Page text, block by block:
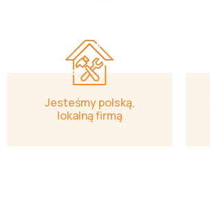
Jesteśmy polską,
lokalną firmą